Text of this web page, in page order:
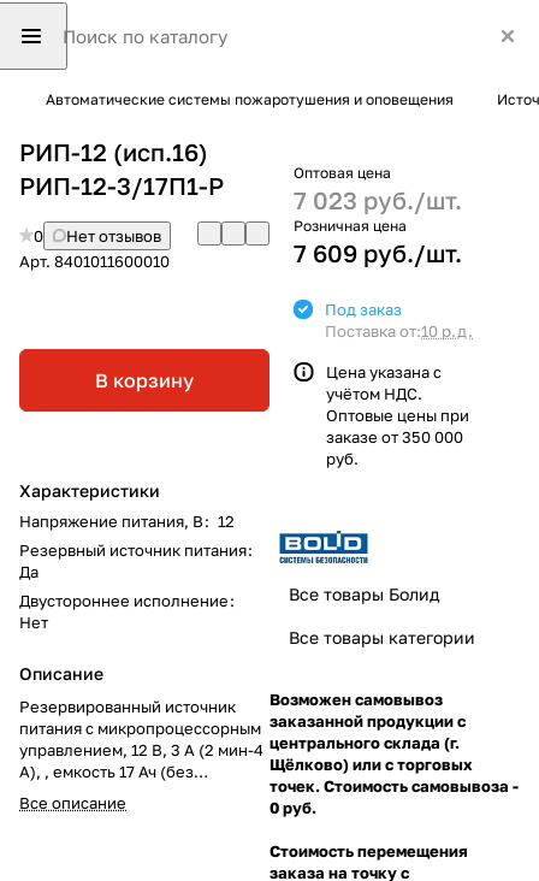
Автоматические системы пожаротушения и оповещения
РИП-12 (исп.16)
РИП-12-3/17П1-Р
0
Нет отзывов
Арт. 8401011600010
В корзину
Характеристики
Напряжение питания, В: 12
Резервный источник питания:
Да
Двустороннее исполнение:
Нет
Описание
Резервированный источник
питания с микропроцессорным
управлением, 12 В, 3 А (2 мин-4
А), , емкость 17 Ач (без
аккумулятора). Пластмассовый
корпус. Соответствие
Все описание
Оптовая цена
7 023 руб./шт.
Розничная цена
7 609 руб./шт.
Под заказ
Поставка от:10 р.д.
Цена указана с
учётом НДС.
Оптовые цены при
заказе от 350 000
руб.
Все товары Болид
Все товары категории
Возможен самовывоз
заказанной продукции с
центрального склада (г.
Щёлково) или с торговых
точек. Стоимость самовывоза -
0 руб.
Стоимость перемещения
заказа на точку с